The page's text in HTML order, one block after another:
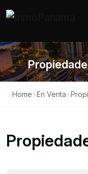
Home ›En Venta ›